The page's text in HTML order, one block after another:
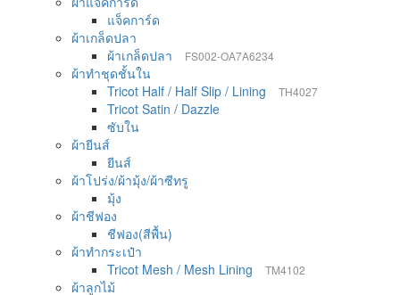
แจ็คการ์ด
ผ้าเกล็ดปลา
ผ้าเกล็ดปลา
FS002-OA7A6234
ผ้าทำชุดชั้นใน
Tricot Half / Half Slip / Lining
TH4027
Tricot Satin / Dazzle
ซับใน
ผ้ายีนส์
ยีนส์
ผ้าโปร่ง/ผ้ามุ้ง/ผ้าซีทรู
มุ้ง
ผ้าชีฟอง
ชีฟอง(สีพื้น)
ผ้าทำกระเป๋า
Tricot Mesh / Mesh Lining
TM4102
ผ้าลูกไม้